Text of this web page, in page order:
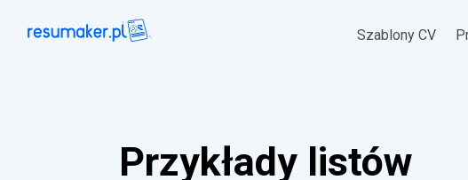
Szablony CV
Przykłady listów